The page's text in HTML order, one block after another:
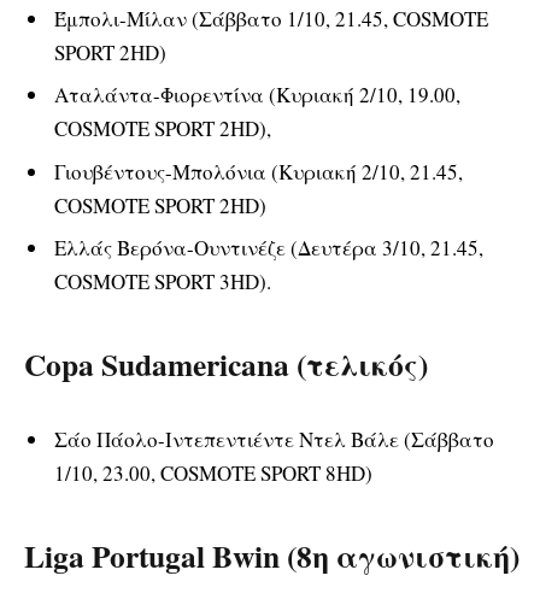
Έμπολι-Μίλαν (Σάββατο 1/10, 21.45, COSMOTE
SPORT 2HD)
Αταλάντα-Φιορεντίνα (Κυριακή 2/10, 19.00,
COSMOTE SPORT 2HD),
Γιουβέντους-Μπολόνια (Κυριακή 2/10, 21.45,
COSMOTE SPORT 2HD)
Ελλάς Βερόνα-Ουντινέζε (Δευτέρα 3/10, 21.45,
COSMOTE SPORT 3HD).
Copa Sudamericana (τελικός)
Σάο Πάολο-Ιντεπεντιέντε Ντελ Βάλε (Σάββατο
1/10, 23.00, COSMOTE SPORT 8HD)
Liga Portugal Bwin (8η αγωνιστική)